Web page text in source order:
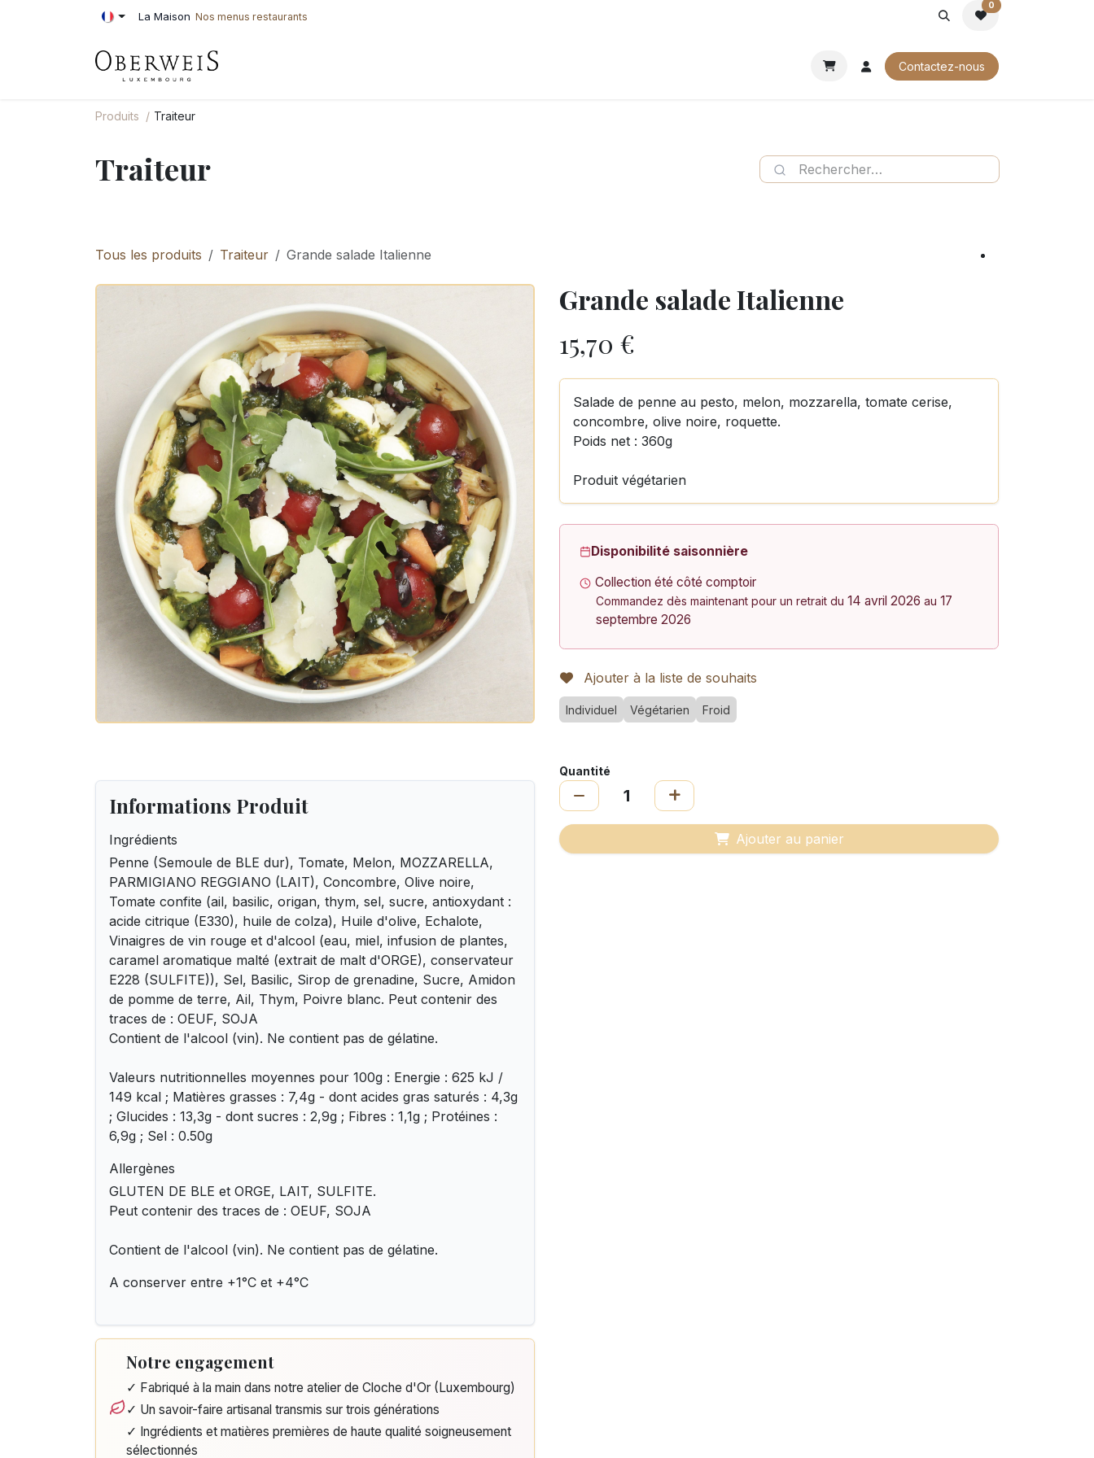
Se rendre au contenu La Maison Nos menus restaurants
0
Contactez-nous
Produits Traiteur
Traiteur
Tous les produits Traiteur Grande salade Italienne
Grande salade Italienne
15,70 €
Salade de penne au pesto, melon, mozzarella, tomate cerise,
concombre, olive noire, roquette.
Poids net : 360g
Produit végétarien
Disponibilité saisonnière
Collection été côté comptoir
Commandez dès maintenant pour un retrait du 14 avril 2026 au 17
septembre 2026
Ajouter à la liste de souhaits
Individuel Végétarien Froid
Informations Produit
Ingrédients
Penne (Semoule de BLE dur), Tomate, Melon, MOZZARELLA,
PARMIGIANO REGGIANO (LAIT), Concombre, Olive noire,
Tomate confite (ail, basilic, origan, thym, sel, sucre, antioxydant :
acide citrique (E330), huile de colza), Huile d'olive, Echalote,
Vinaigres de vin rouge et d'alcool (eau, miel, infusion de plantes,
caramel aromatique malté (extrait de malt d'ORGE), conservateur
E228 (SULFITE)), Sel, Basilic, Sirop de grenadine, Sucre, Amidon
de pomme de terre, Ail, Thym, Poivre blanc. Peut contenir des
traces de : OEUF, SOJA
Contient de l'alcool (vin). Ne contient pas de gélatine.
Valeurs nutritionnelles moyennes pour 100g : Energie : 625 kJ /
149 kcal ; Matières grasses : 7,4g - dont acides gras saturés : 4,3g
; Glucides : 13,3g - dont sucres : 2,9g ; Fibres : 1,1g ; Protéines :
6,9g ; Sel : 0.50g
Allergènes
GLUTEN DE BLE et ORGE, LAIT, SULFITE.
Peut contenir des traces de : OEUF, SOJA
Contient de l'alcool (vin). Ne contient pas de gélatine.
A conserver entre +1°C et +4°C
Notre engagement
✓ Fabriqué à la main dans notre atelier de Cloche d'Or (Luxembourg)
✓ Un savoir-faire artisanal transmis sur trois générations
✓ Ingrédients et matières premières de haute qualité soigneusement
sélectionnés
Quantité
Ajouter au panier